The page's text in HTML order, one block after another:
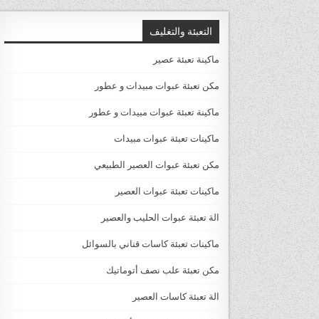
التعبئة والتغليف
ماكينة تعبئة عصير
مكن تعبئة عبوات مبيدات و عطور
ماكينة تعبئة عبوات مبيدات و عطور
ماكينات تعبئة عبوات مبيدات
مكن تعبئة عبوات العصير الطبيعي
ماكينات تعبئة عبوات العصير
الة تعبئة عبوات الحليب والعصير
ماكينات تعبئة كاسات قناني بالسوائل
مكن تعبئة علب نصف أتوماتيك
الة تعبئة كاسات العصير